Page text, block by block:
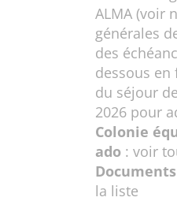
ALMA (voir
générales
des
dessous
du séjour
2026 pour
Colonie
ado :voir
la liste